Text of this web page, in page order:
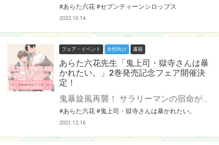
#あらた六花 #セブンティーンシロップス
2022.10.14
フェア・イベント 女性向け 書籍
あらた六花先生「鬼上司・獄寺さんは暴
かれたい。」2巻発売記念フェア開催決
定！
#あらた六花 #鬼上司・獄寺さんは暴かれたい。
2021.12.16